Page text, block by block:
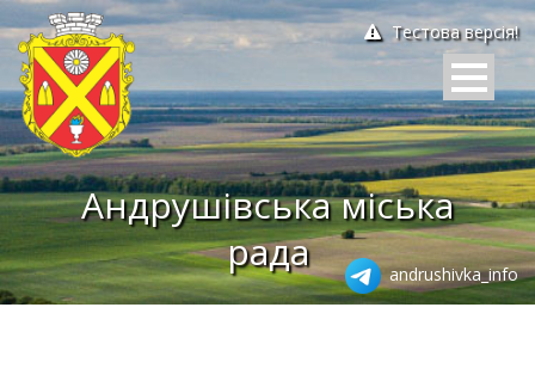
Тестова версія!
Андрушівська міська
рада
andrushivka_info